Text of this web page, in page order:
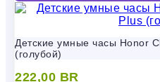
Детские умные часы Honor
(голубой)
222,00 BR